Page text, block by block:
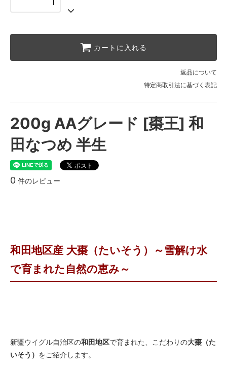
カートに入れる
返品について
特定商取引法に基づく表記
200g AAグレード [棗王] 和
田なつめ 半生
0 件のレビュー
和田地区産 大棗（たいそう）～雪解け水
で育まれた自然の恵み～
新疆ウイグル自治区の和田地区で育まれた、こだわりの大棗（た
いそう） をご紹介します。